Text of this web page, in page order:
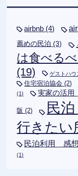
airbnb (4)
薦めの民泊 (3)
は食べるべ
(19)
ゲストハウ
住宅宿泊協会 (2)
(1)
実家の活
阪 (2) 民
行きたい
民泊利用 感想
(1)